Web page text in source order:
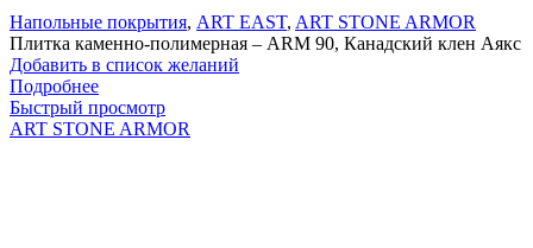
Напольные покрытия, ART EAST, ART STONE ARMOR
Плитка каменно-полимерная – ARM 90, Канадский клен Аякс
Добавить в список желаний
Подробнее
Быстрый просмотр
ART STONE ARMOR